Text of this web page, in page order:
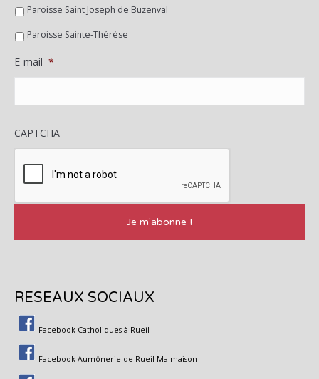
Paroisse Saint Joseph de Buzenval
Paroisse Sainte-Thérèse
E-mail *
CAPTCHA
RESEAUX SOCIAUX
Facebook Catholiques à Rueil
Facebook Aumônerie de Rueil-Malmaison